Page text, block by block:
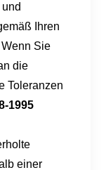
Ihren
Sie
die
Toleranzen
1995
einer